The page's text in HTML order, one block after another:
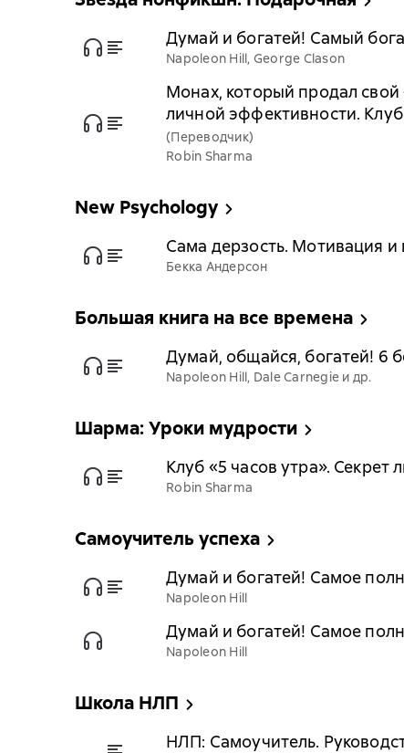
Думай и богатей! Самый
Napoleon Hill, George Clason
Монах, который продал
личной эффективности.
(Переводчик)
Robin Sharma
New Psychology
Сама дерзость. Мотивация
Бекка Андерсон
Большая книга на все времена
Думай, общайся, богатей! 6
Napoleon Hill, Dale Carnegie и др.
Шарма: Уроки мудрости
Клуб «5 часов утра».
Robin Sharma
Самоучитель успеха
Думай и богатей! Самое
Napoleon Hill
Думай и богатей! Самое
Napoleon Hill
Школа НЛП
НЛП: Самоучитель.